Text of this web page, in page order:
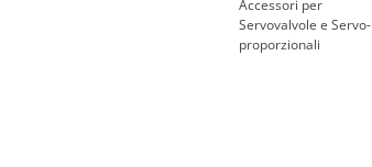
Accessori per
Servovalvole e Servo-
proporzionali